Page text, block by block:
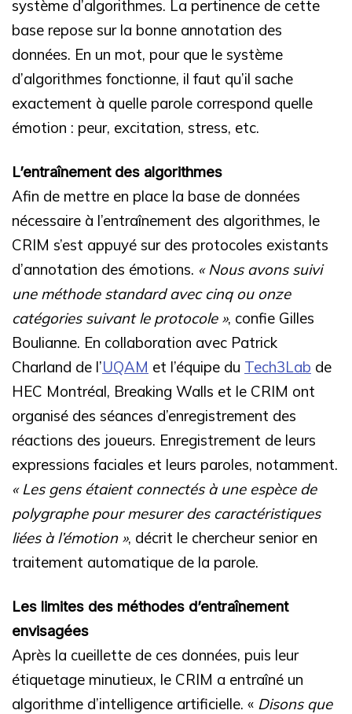
système d’algorithmes. La pertinence de cette
base repose sur la bonne annotation des
données. En un mot, pour que le système
d’algorithmes fonctionne, il faut qu’il sache
exactement à quelle parole correspond quelle
émotion : peur, excitation, stress, etc.
L’entraînement des algorithmes
Afin de mettre en place la base de données
nécessaire à l’entraînement des algorithmes, le
CRIM s’est appuyé sur des protocoles existants
d’annotation des émotions. « Nous avons suivi
une méthode standard avec cinq ou onze
catégories suivant le protocole », confie Gilles
Boulianne. En collaboration avec Patrick
Charland de l’UQAM et l’équipe du Tech3Lab de
HEC Montréal, Breaking Walls et le CRIM ont
organisé des séances d’enregistrement des
réactions des joueurs. Enregistrement de leurs
expressions faciales et leurs paroles, notamment.
« Les gens étaient connectés à une espèce de
polygraphe pour mesurer des caractéristiques
liées à l’émotion », décrit le chercheur senior en
traitement automatique de la parole.
Les limites des méthodes d’entraînement
envisagées
Après la cueillette de ces données, puis leur
étiquetage minutieux, le CRIM a entraîné un
algorithme d’intelligence artificielle. « Disons que